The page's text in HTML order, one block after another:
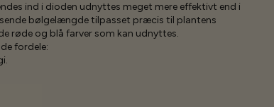
ind i dioden udnyttes meget mere effektivt end i
bølgelængde tilpasset præcis til plantens
røde og blå farver som kan udnyttes.
fordele: